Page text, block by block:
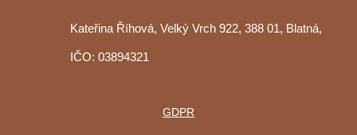
Kateřina Říhová, Velký Vrch 922, 388 01, Blatná,
IČO: 03894321
GDPR